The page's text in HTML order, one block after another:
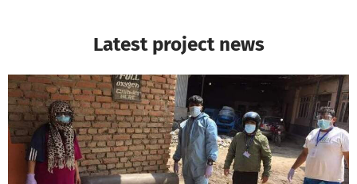
Latest project news